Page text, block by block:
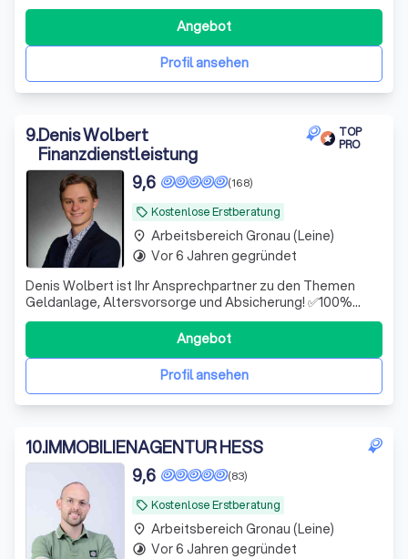
Steuervorteile zu nutzen, die dir zustehen.
Profil ansehen
Angebot
9.Denis Wolbert
Finanzdienstleistung
TOP
PRO
local_offer Kostenlose Erstberatung
(168)
9,6
Denis Wolbert ist Ihr Ansprechpartner zu den Themen
Geldanlage, Altersvorsorge und Absicherung! ✅100%
unabhängig ✅Hohe Fachkompetenz ✅Digital & schnell
Profil ansehen
Angebot
place Arbeitsbereich Gronau (Leine)
timelapse Vor 6 Jahren gegründet
10.IMMOBILIENAGENTUR HESS
local_offer Kostenlose Erstberatung
(83)
9,6
place Arbeitsbereich Gronau (Leine)
timelapse Vor 6 Jahren gegründet